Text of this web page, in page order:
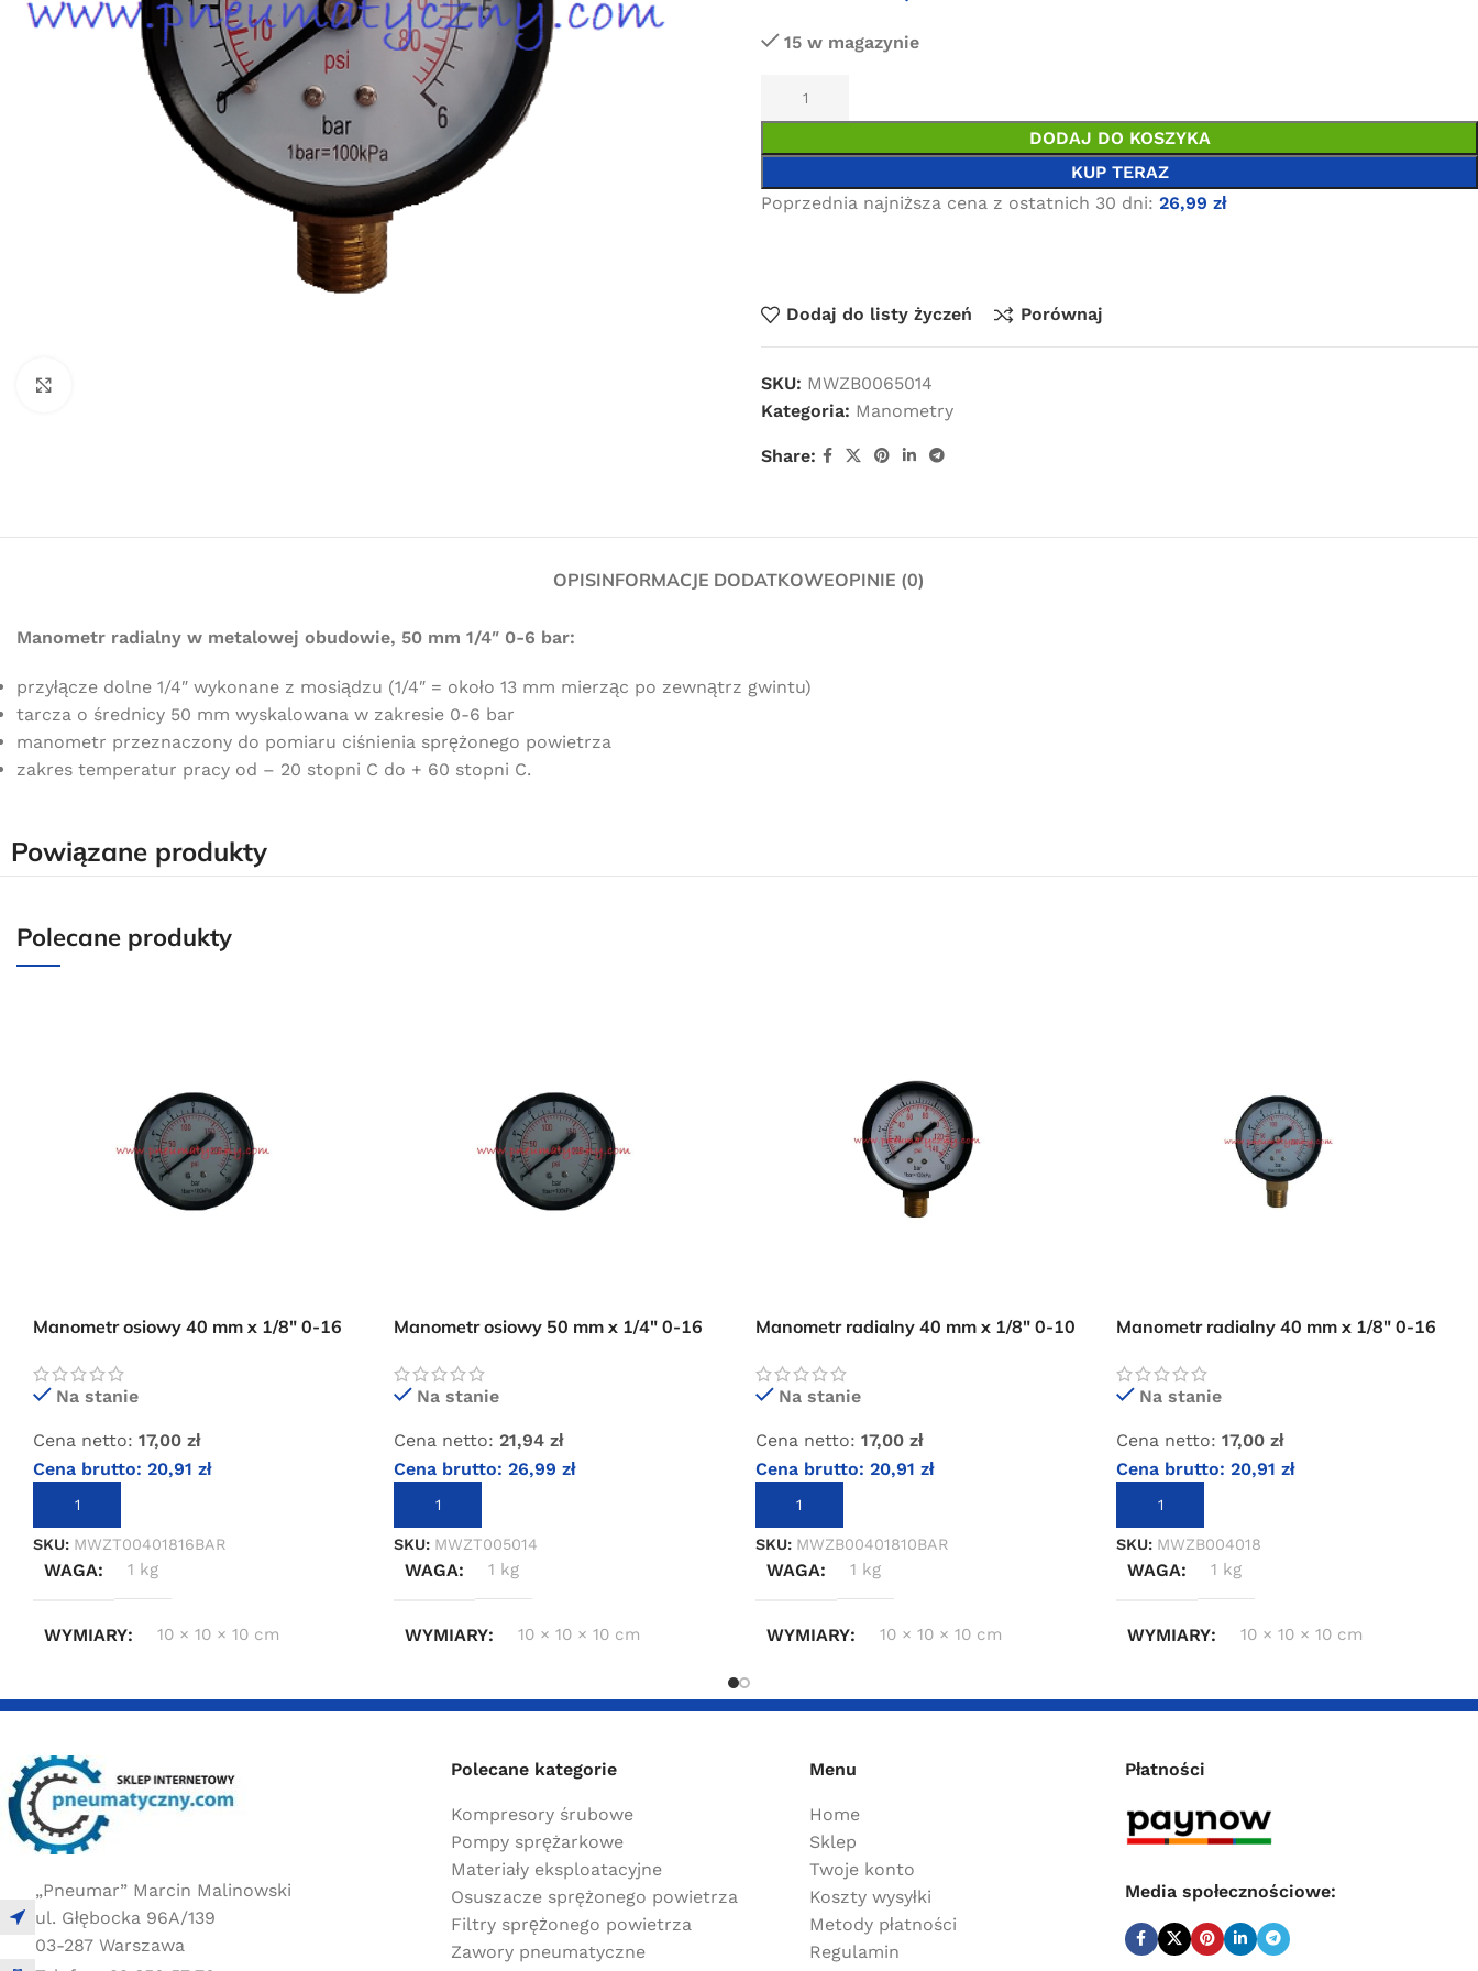
15 w magazynie
DODAJ DO KOSZYKA
KUP TERAZ
Poprzednia najniższa cena z ostatnich 30 dni: 26,99 zł
Dodaj do listy życzeń Porównaj
SKU: MWZB0065014
Kategoria: Manometry
Share:
OPISINFORMACJE DODATKOWEOPINIE (0)
Manometr radialny w metalowej obudowie, 50 mm 1/4″ 0-6 bar:
przyłącze dolne 1/4″ wykonane z mosiądzu (1/4″ = około 13 mm mierząc po zewnątrz gwintu)
tarcza o średnicy 50 mm wyskalowana w zakresie 0-6 bar
manometr przeznaczony do pomiaru ciśnienia sprężonego powietrza
zakres temperatur pracy od – 20 stopni C do + 60 stopni C.
Powiązane produkty
Polecane produkty
Manometr osiowy 40 mm x 1/8″ 0-16
Na stanie
Cena netto: 17,00 zł
Cena brutto: 20,91 zł
DODAJ DO KOSZYKA
SKU: MWZT00401816BAR
WAGA 1 kg
WYMIARY 10 × 10 × 10 cm
Manometr osiowy 50 mm x 1/4″ 0-16
Na stanie
Cena netto: 21,94zł
Cena brutto:26,99zł
DODAJ DO KOSZYKA
SKU: MWZT005014
WAGA 1 kg
WYMIARY 10 × 10 × 10 cm
Manometr radialny 40 mm x 1/8″ 0-10
Na stanie
Cena netto: 17,00 zł
Cena brutto: 20,91 zł
DODAJ DO KOSZYKA
SKU: MWZB00401810BAR
WAGA 1 kg
WYMIARY 10 × 10 × 10 cm
Manometr radialny 40 mm x 1/8″ 0-16
Na stanie
Cena netto: 17,00zł
Cena brutto:20,91zł
DODAJ DO KOSZYKA
SKU: MWZB004018
WAGA 1 kg
WYMIARY 10 × 10 × 10 cm
„Pneumar” Marcin Malinowski
ul. Głębocka 96A/139
03-287 Warszawa
Polecane kategorie
Kompresory śrubowe
Pompy sprężarkowe
Materiały eksploatacyjne
Osuszacze sprężonego powietrza
Filtry sprężonego powietrza
Zawory pneumatyczne
Menu
Home
Sklep
Twoje konto
Koszty wysyłki
Metody płatności
Regulamin
Płatności
Media społecznościowe:
sklepie internetowym o wartości